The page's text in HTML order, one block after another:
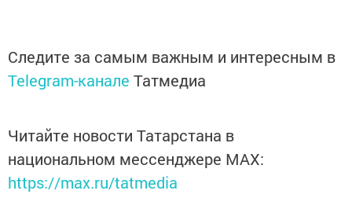
Следите за самым важным и интересным в
Telegram-канале Татмедиа
Читайте новости Татарстана в
национальном мессенджере MАХ:
https://max.ru/tatmedia